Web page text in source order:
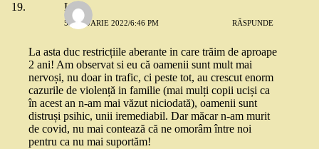
Lia
5 IANUARIE 2022/6:46 PM RĂSPUNDE
La asta duc restricțiile aberante in care trăim de aproape
2 ani! Am observat si eu că oamenii sunt mult mai
nervoși, nu doar in trafic, ci peste tot, au crescut enorm
cazurile de violență in familie (mai mulți copii uciși ca
în acest an n-am mai văzut niciodată), oamenii sunt
distruși psihic, unii iremediabil. Dar măcar n-am murit
de covid, nu mai contează că ne omorâm între noi
pentru ca nu mai suportăm!